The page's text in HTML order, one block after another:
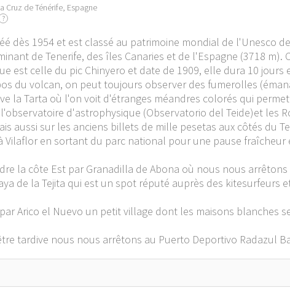
Cruz de Ténérife, Espagne
?
dès 1954 et est classé au patrimoine mondial de l'Unesco
de Tenerife, des îles Canaries et de l'Espagne (3718
est celle du pic Chinyero et date de 1909, elle dura 10
du volcan, on peut toujours observer des fumerolles
la Tarta où l'on voit d'étranges méandres colorés qui
d'astrophysique (Observatorio del Teide)et les
aussi sur les anciens billets de mille pesetas aux côtés du
Vilaflor en sortant du parc national pour une pause fraîcheur
la côte Est par Granadilla de Abona où nous nous
de la Tejita qui est un spot réputé auprès des kitesurfeurs
Arico el Nuevo un petit village dont les maisons blanches
tardive nous nous arrêtons au Puerto Deportivo Radazul